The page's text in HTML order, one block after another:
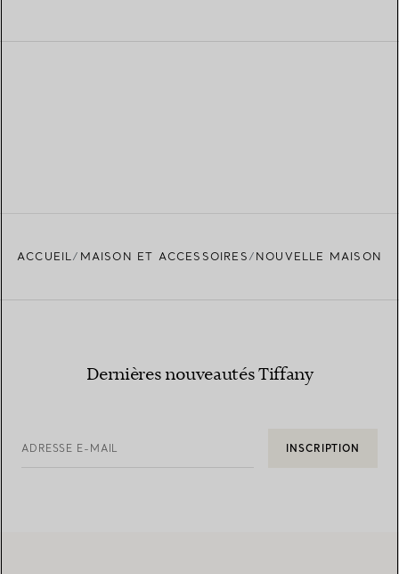
ACCUEIL MAISON ET ACCESSOIRES NOUVELLE MAISON
Dernières nouveautés Tiffany
ADRESSE E-MAIL INSCRIPTION